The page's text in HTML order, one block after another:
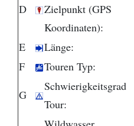
D
Zielpunkt (GPS
Koordinaten):
E Länge:
F
Touren Typ:
G
Schwierigkeitsgrad
Tour: